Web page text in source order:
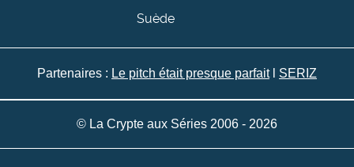
Suède
Partenaires : Le pitch était presque parfaitl SERIZ
© La Crypte aux Séries 2006 - 2026